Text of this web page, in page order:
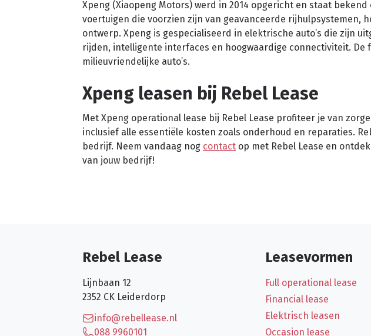
Xpeng (Xiaopeng Motors) werd in 2014 opgericht en staat
voertuigen die voorzien zijn van geavanceerde rijhulpsystemen,
ontwerp. Xpeng is gespecialiseerd in elektrische auto’s die zijn
rijden, intelligente interfaces en hoogwaardige connectiviteit. De
milieuvriendelijke auto’s.
Xpeng leasen bij Rebel Lease
Met Xpeng operational lease bij Rebel Lease profiteer je van
inclusief alle essentiële kosten zoals onderhoud en reparaties.
bedrijf. Neem vandaag nog contact op met Rebel Lease en
van jouw bedrijf!
Rebel Lease
Lijnbaan 12
2352 CK Leiderdorp
info@rebellease.nl
088 9960101
Leasevormen
Full operational lease
Financial lease
Elektrisch leasen
Occasion lease